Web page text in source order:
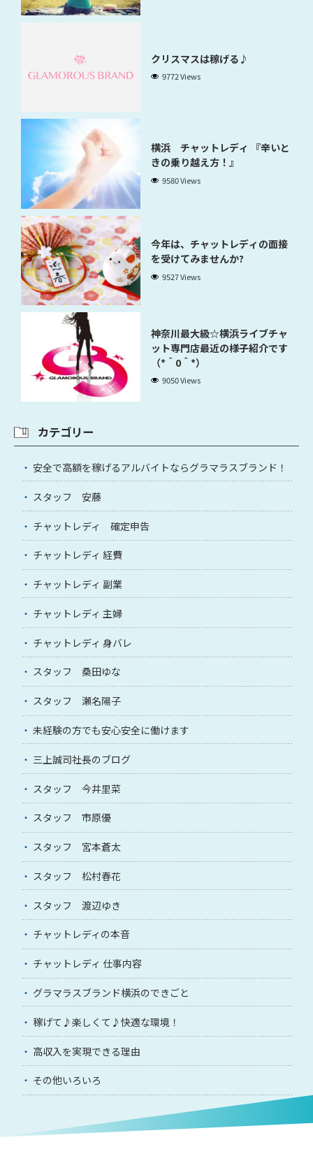
クリスマスは稼げる♪
9772 Views
横浜 チャットレディ 『辛いと
きの乗り越え方！』
9580 Views
今年は、チャットレディの面接
を受けてみませんか?
9527 Views
神奈川最大級☆横浜ライブチャ
ット専門店最近の様子紹介です
（*＾0＾*）
9050 Views
カテゴリー
安全で高額を稼げるアルバイトならグラマラスブランド！
スタッフ 安藤
チャットレディ 確定申告
チャットレディ 経費
チャットレディ 副業
チャットレディ 主婦
チャットレディ 身バレ
スタッフ 桑田ゆな
スタッフ 瀬名陽子
未経験の方でも安心安全に働けます
三上誠司社長のブログ
スタッフ 今井里菜
スタッフ 市原優
スタッフ 宮本蒼太
スタッフ 松村春花
スタッフ 渡辺ゆき
チャットレディの本音
チャットレディ 仕事内容
グラマラスブランド横浜のできごと
稼げて♪楽しくて♪快適な環境！
高収入を実現できる理由
その他いろいろ